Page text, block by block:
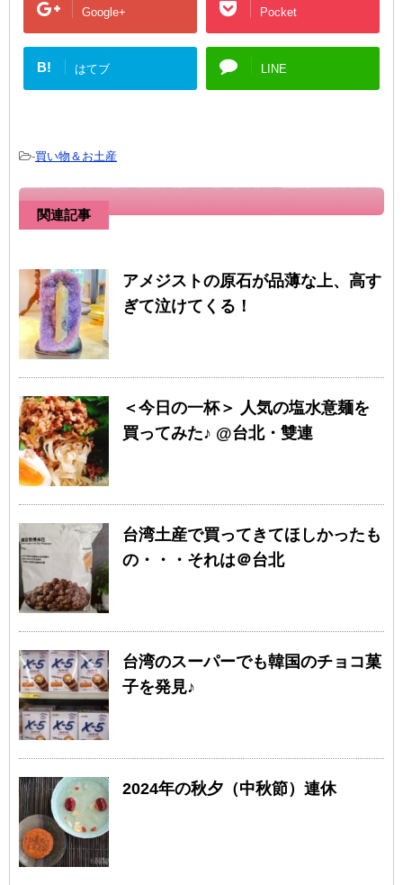
Google+ Pocket
B! はてブ LINE
-買い物＆お土産
関連記事
アメジストの原石が品薄な上、高す
ぎて泣けてくる！
＜今日の一杯＞ 人気の塩水意麺を
買ってみた♪ @台北・雙連
台湾土産で買ってきてほしかったも
の・・・それは＠台北
台湾のスーパーでも韓国のチョコ菓
子を発見♪
2024年の秋夕（中秋節）連休